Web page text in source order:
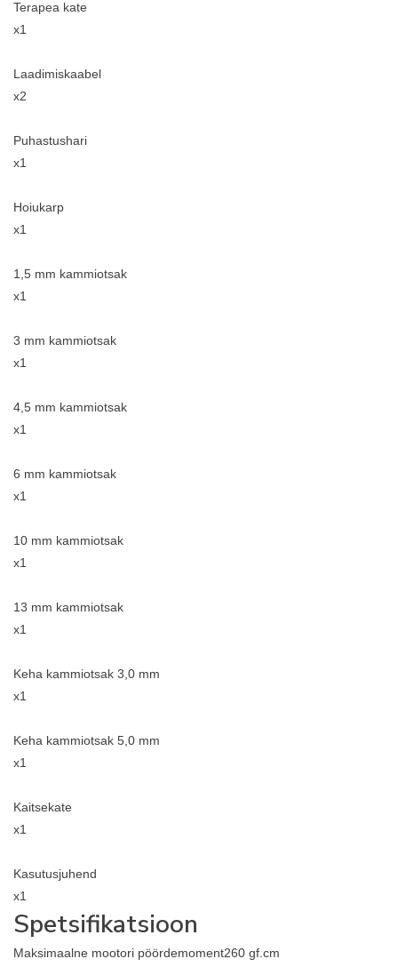
Terapea kate
x1
Laadimiskaabel
x2
Puhastushari
x1
Hoiukarp
x1
1,5 mm kammiotsak
x1
3 mm kammiotsak
x1
4,5 mm kammiotsak
x1
6 mm kammiotsak
x1
10 mm kammiotsak
x1
13 mm kammiotsak
x1
Keha kammiotsak 3,0 mm
x1
Keha kammiotsak 5,0 mm
x1
Kaitsekate
x1
Kasutusjuhend
x1
Spetsifikatsioon
Maksimaalne mootori pöördemoment260 gf.cm